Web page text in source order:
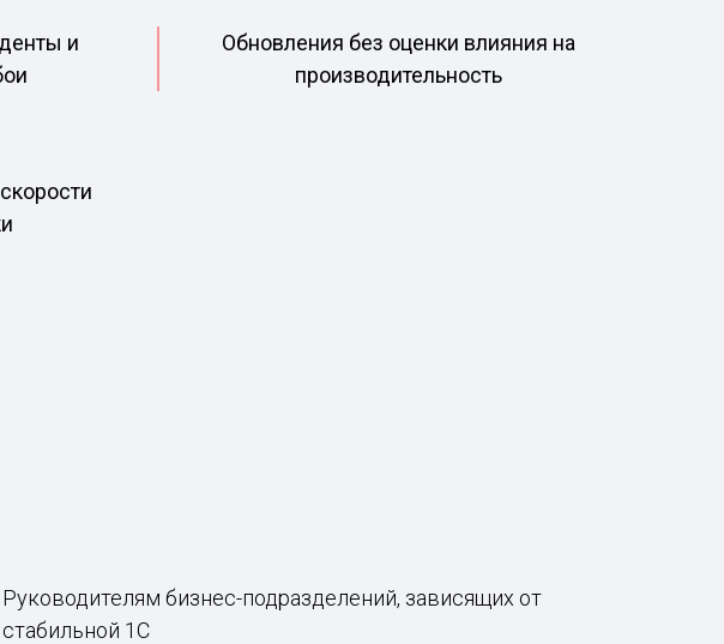
и
Обновления без оценки влияния на
производительность
Руководителям бизнес-подразделений, зависящих от
стабильной 1С